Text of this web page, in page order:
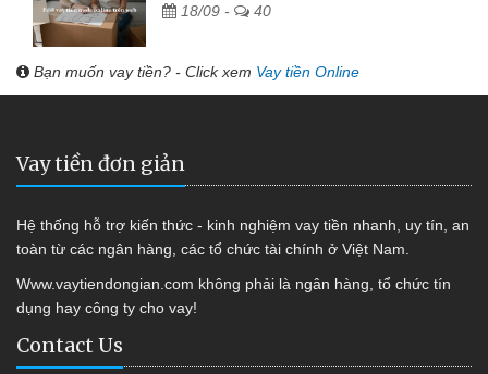
18/09 - 40
Bạn muốn vay tiền? - Click xem Vay tiền Online
Vay tiền đơn giản
Hệ thống hỗ trợ kiến thức - kinh nghiệm vay tiền nhanh, uy tín, an
toàn từ các ngân hàng, các tổ chức tài chính ở Việt Nam.
Www.vaytiendongian.com không phải là ngân hàng, tổ chức tín
dụng hay công ty cho vay!
Contact Us